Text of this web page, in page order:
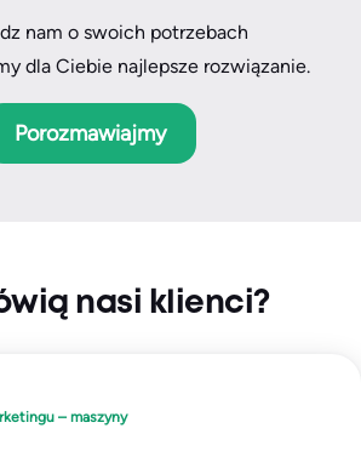
nam o swoich potrzebach
dla Ciebie najlepsze rozwiązanie.
Porozmawiajmy
nasi klienci?
– maszyny